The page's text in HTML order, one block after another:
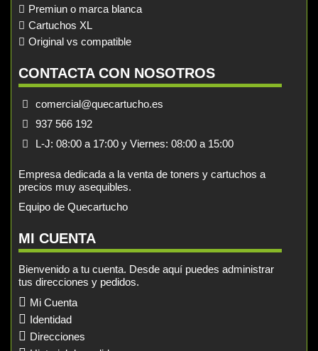
Premiun o marca blanca
Cartuchos XL
Original vs compatible
CONTACTA CON NOSOTROS
comercial@quecartucho.es
937 566 192
L-J: 08:00 a 17:00 y Viernes: 08:00 a 15:00
Empresa dedicada a la venta de toners y cartuchos a
precios muy asequibles.
Equipo de Quecartucho
MI CUENTA
Bienvenido a tu cuenta. Desde aquí puedes administrar
tus direcciones y pedidos.
Mi Cuenta
Identidad
Direcciones